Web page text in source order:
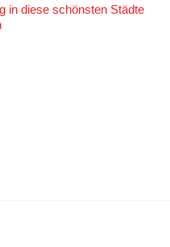
in diese schönsten Städte